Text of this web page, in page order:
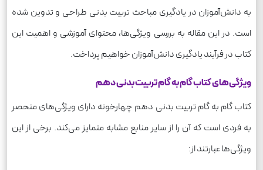
به دانش‌آموزان در یادگیری مباحث تربیت بدنی طراحی و تدوین شده
است. در این مقاله به بررسی ویژگی‌ها، محتوای آموزشی و اهمیت این
کتاب در فرآیند یادگیری دانش‌آموزان خواهیم پرداخت.
ویژگی‌های کتاب گام به گام تربیت بدنی دهم
کتاب گام به گام تربیت بدنی دهم چهارخونه دارای ویژگی‌های منحصر
به فردی است که آن را از سایر منابع مشابه متمایز می‌کند. برخی از این
ویژگی‌ها عبارتند از: